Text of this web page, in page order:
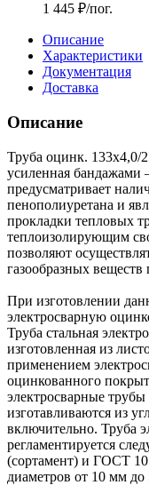
1 445 ₽/пог.
Описание
Характеристики
Документация
Доставка
Описание
Труба оцинк.
усиленная бандажами
предусматривает
пенополиуретана и
прокладки тепловых
теплоизолирующим
позволяют
газообразных
При изготовлении
электросварную
Труба стальная
изготовленная из
применением
оцинкованного
электросварные
изготавливаются из
включительно. Труба
регламентируется
(сортамент) и ГОСТ
диаметров от 10 мм